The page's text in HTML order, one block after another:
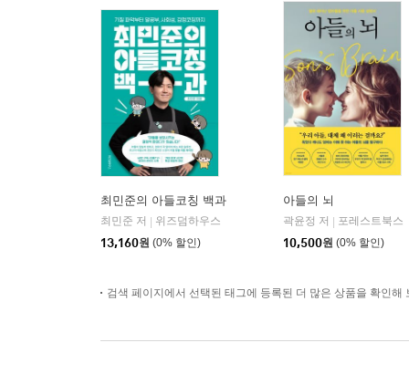
최민준의 아들코칭 백과
최민준 저 | 위즈덤하우스
13,160원 (0% 할인)
아들의 뇌
곽윤정 저 | 포레스트북스
10,500원 (0% 할인)
검색 페이지에서 선택된 태그에 등록된 더 많은 상품을 확인해